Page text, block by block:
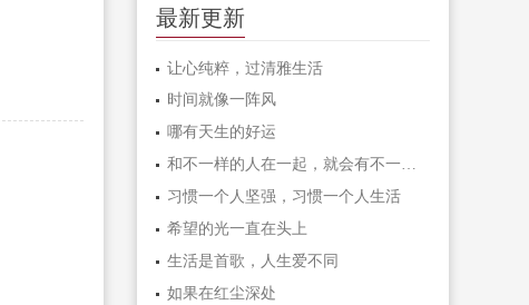
最新更新
让心纯粹，过清雅生活
时间就像一阵风
哪有天生的好运
和不一样的人在一起，就会有不一样的人生
习惯一个人坚强，习惯一个人生活
希望的光一直在头上
生活是首歌，人生爱不同
如果在红尘深处